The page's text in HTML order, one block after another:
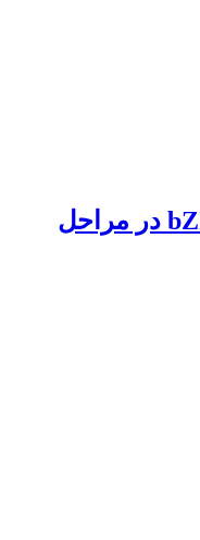
مقایسۀ سطح تظاهر ژن‌های مؤثر در زیست‌ساخت آلکالوئیدهای بنزیل ایزوکوئینولین با عامل‌های رونویسی WRKY و bZIP در مراحل